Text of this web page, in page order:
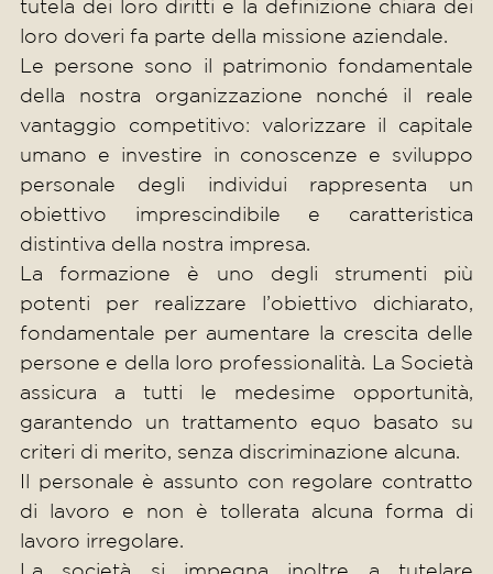
tutela dei loro diritti e la definizione chiara dei
loro doveri fa parte della missione aziendale.
Le persone sono il patrimonio fondamentale
della nostra organizzazione nonché il reale
vantaggio competitivo: valorizzare il capitale
umano e investire in conoscenze e sviluppo
personale degli individui rappresenta un
obiettivo imprescindibile e caratteristica
distintiva della nostra impresa.
La formazione è uno degli strumenti più
potenti per realizzare l’obiettivo dichiarato,
fondamentale per aumentare la crescita delle
persone e della loro professionalità. La Società
assicura a tutti le medesime opportunità,
garantendo un trattamento equo basato su
criteri di merito, senza discriminazione alcuna.
Il personale è assunto con regolare contratto
di lavoro e non è tollerata alcuna forma di
lavoro irregolare.
La società si impegna inoltre a tutelare